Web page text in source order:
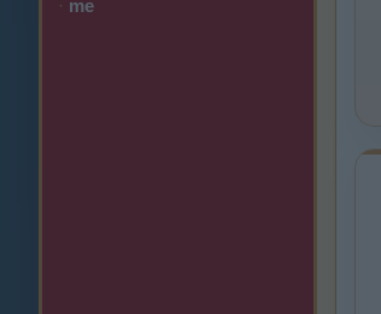
· me